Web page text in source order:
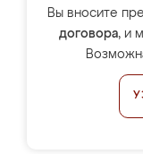
Вы вносите
договора, и